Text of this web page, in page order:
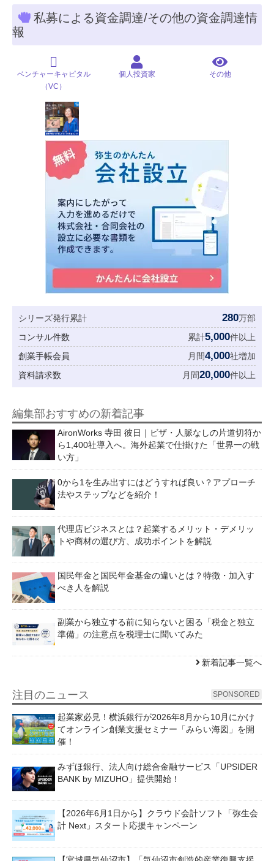
私募による資金調達/その他の資金調達情
報
ベンチャーキャピタル
（VC）
個人投資家 その他
シリーズ発行累計 280万部
コンサル件数
累計5,000件以上
創業手帳会員
月間4,000社増加
資料請求数
月間20,000件以上
編集部おすすめの新着記事
AironWorks 寺田 彼日｜ビザ・人脈なしの片道切符か
ら1,400社導入へ。海外起業で仕掛けた「世界一の戦
い方」
0から1を生み出すにはどうすれば良い？アプローチ
法やステップなどを紹介！
代理店ビジネスとは？起業するメリット・デメリッ
トや商材の選び方、成功ポイントを解説
国民年金と国民年金基金の違いとは？特徴・加入す
べき人を解説
副業から独立する前に知らないと困る「税金と独立
準備」の注意点を税理士に聞いてみた
新着記事一覧へ
注目のニュース SPONSORED
起業家必見！横浜銀行が2026年8月から10月にかけ
てオンライン創業支援セミナー「みらい海図」を開
催！
みずほ銀行、法人向け総合金融サービス「UPSIDER
BANK by MIZUHO」提供開始！
【2026年6月1日から】クラウド会計ソフト「弥生会
計 Next」スタート応援キャンペーン